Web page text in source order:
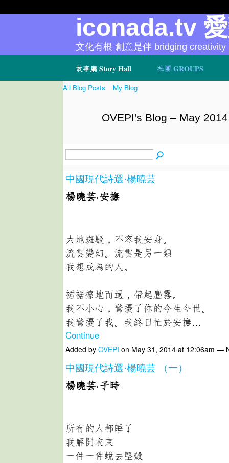
故事廳 Story Hall 社團 GROUPS
iconada.tv
文化有根 創意是伴 bridging creativity
All Blog Posts My Blog
OVEPI's Blog – May
中國現代詩選·楊曉芸
楊曉芸·安撫
大地斑駁，不容我安身。
流雲變幻。流雲是另一類
我想成為的人。
裙裾擦地而過，帶起塵霧。
我不小心，驚擾了你的今生今世。
我驚擾了我。我終日忙於安撫…
Continue
Added by OVEPI on May 31, 2014 at 12:06am —
中國現代詩選·楊曉芸 （一）
楊曉芸·子時
所有的人都睡了
我解開衣束
一件一件蛻去堅殼